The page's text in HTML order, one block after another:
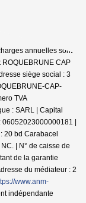
annuelles sont
CAP
siège social : 3
CAP-
TVA
: SARL | Capital
06052023000000181 |
20 bd Carabacel
| N° de caisse de
de la garantie
du médiateur : 2
www.anm-
indépendante